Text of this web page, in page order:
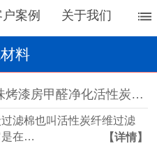
案例 关于我们
料
除异味烤漆房甲醛净化活性炭过滤棉
滤棉也叫活性炭纤维过滤
是在…
【详情】